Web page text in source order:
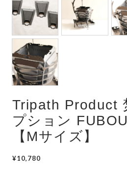
Tripath Product
プション
【Mサイズ】
¥10,780